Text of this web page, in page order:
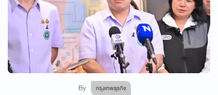
By กรุงเทพธุรกิจ